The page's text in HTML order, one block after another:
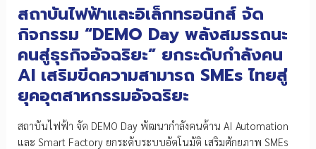
สถาบันไฟฟ้าและอิเล็กทรอนิกส์ จัด
กิจกรรม “DEMO Day พลังสมรรถนะ
คนสู่ธุรกิจอัจฉริยะ” ยกระดับกำลังคน
AI เสริมขีดความสามารถ SMEs ไทยสู่
ยุคอุตสาหกรรมอัจฉริยะ
สถาบันไฟฟ้า จัด DEMO Day พัฒนากำลังคนด้าน AI Automation
และ Smart Factory ยกระดับระบบอัตโนมัติ เสริมศักยภาพ SMEs